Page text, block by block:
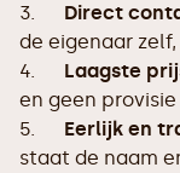
3. Direct
de eigenaar
4. Laagste
en geen
5. Eerlijk en
staat de naam